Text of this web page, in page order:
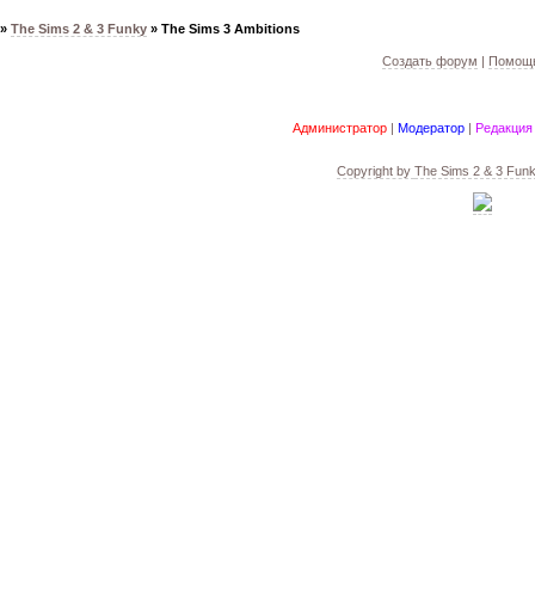
» The Sims 2 & 3 Funky » The Sims 3 Ambitions
Создать форум
Администратор Модератор Редакция
Copyright by The Sims 2 & 3